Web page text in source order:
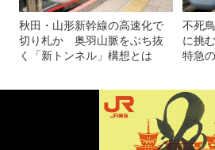
秋田・山形新幹線の高速化で
切り札か 奥羽山脈をぶち抜
く「新トンネル」構想とは
不死
に挑
特急